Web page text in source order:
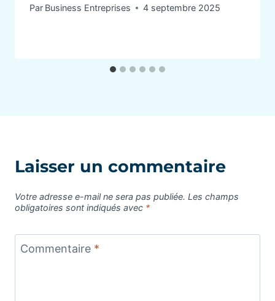
Par Business Entreprises 4 septembre 2025
Laisser un commentaire
Votre adresse e-mail ne sera pas publiée. Les champs
obligatoires sont indiqués avec *
Commentaire *